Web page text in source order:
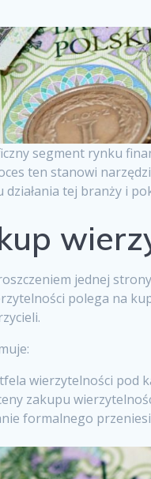
segment rynku
ten stanowi
tej branży i
jednej
polega na
wierzytelności pod
zakupu
formalnego